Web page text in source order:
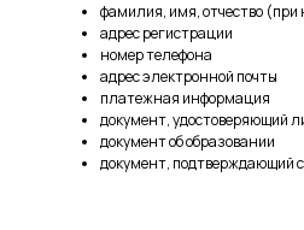
фамилия, имя, отчество (при
адрес регистрации
номер телефона
адрес электронной почты
платежная информация
документ, удостоверяющий
документ об образовании
документ, подтверждающий